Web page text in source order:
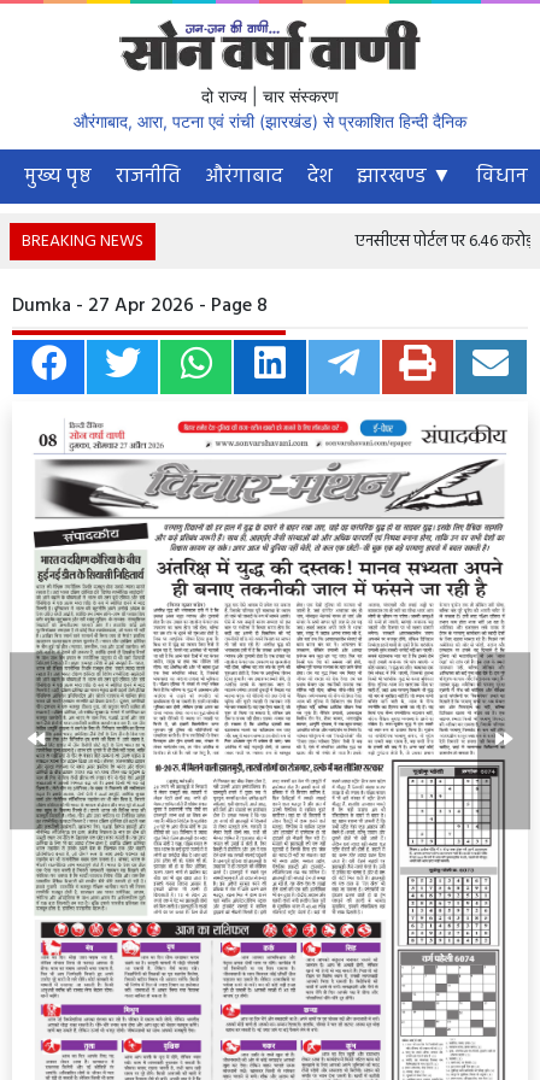
दो राज्य | चार संस्करण
औरंगाबाद, आरा, पटना एवं रांची (झारखंड) से प्रकाशित हिन्दी दैनिक
मुख्य पृष्ठ राजनीति औरंगाबाद देश झारखण्ड ▼
BREAKING NEWS एनसीएस पोर्टल पर 6.46 करोड़
Dumka - 27 Apr 2026 - Page 8